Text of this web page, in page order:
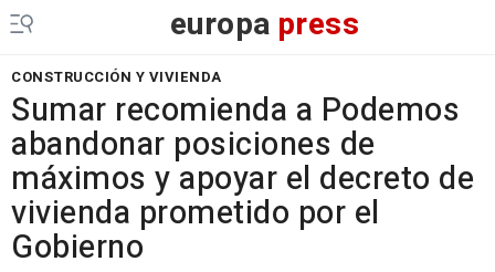
europa press
CONSTRUCCIÓN Y VIVIENDA
Sumar recomienda a Podemos
abandonar posiciones de
máximos y apoyar el decreto de
vivienda prometido por el
Gobierno